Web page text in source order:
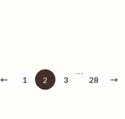
← 1 2 3
…
28 →